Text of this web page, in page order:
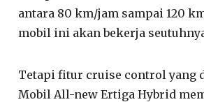
antara 80 km/jam sampai 120
mobil ini akan bekerja
Tetapi fitur cruise control yang
Mobil All-new Ertiga Hybrid